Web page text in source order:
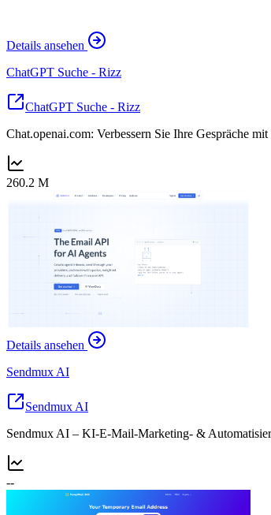
Details ansehen
ChatGPT Suche - Rizz
ChatGPT Suche - Rizz
Chat.openai.com: Verbessern Sie Ihre Gespräche
260.2 M
Details ansehen
Sendmux AI
Sendmux AI
Sendmux AI – KI-E-Mail-Marketing- &
--